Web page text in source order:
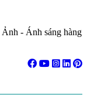
- Ánh sáng hàng